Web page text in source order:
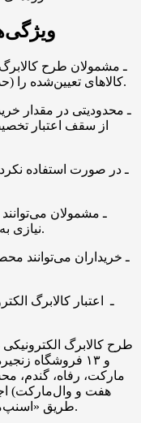
ـ مشمولان طرح کالابرگ
کالاهای تعیین‌شده را (حداقل سه نوع کالای مختلف) خریداری کنند.
ـ محدودیتی در مقدار
از سقف اعتبار
ـ در صورت استفاده
ـ مشمولان
نیازی به استفاده از کل اعتبار در یک مرحله نیست.
ـ خریداران می‌توانند
و ۱۳ فروشگاه
مارکت، رفاه، گندم،
هفت و وال‌مارکت)
طریق «اسنپ‌مارکت» و «دیجی‌کالا» نیز امکان‌پذیر است.